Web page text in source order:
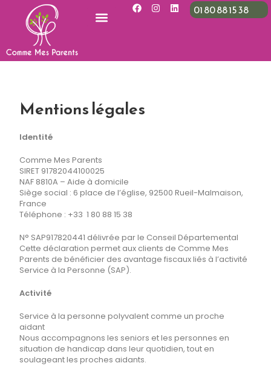
01 80 88 15 38
Mentions légales
Identité
Comme Mes Parents
SIRET 91782044100025
NAF 8810A – Aide à domicile
Siège social : 6 place de l’église, 92500 Rueil-Malmaison,
France
Téléphone : +33 1 80 88 15 38
N° SAP917820441 délivrée par le Conseil Départemental
Cette déclaration permet aux clients de Comme Mes
Parents de bénéficier des avantage fiscaux liés à l’activité
Service à la Personne (SAP).
Activité
Service à la personne polyvalent comme un proche
aidant
Nous accompagnons les seniors et les personnes en
situation de handicap dans leur quotidien, tout en
soulageant les proches aidants.